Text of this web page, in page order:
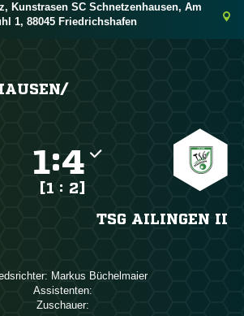
Kunstrasen SC Schnetzenhausen, Am
1, 88045 Friedrichshafen
:
[1 : 2]
TSG AILINGEN II
 
Assistenten:
Zuschauer: